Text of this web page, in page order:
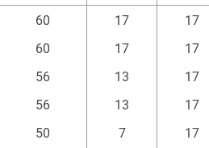
Länge
l1
SW
60 17 17
60 17 17
56 13 17
56 13 17
50 7 17